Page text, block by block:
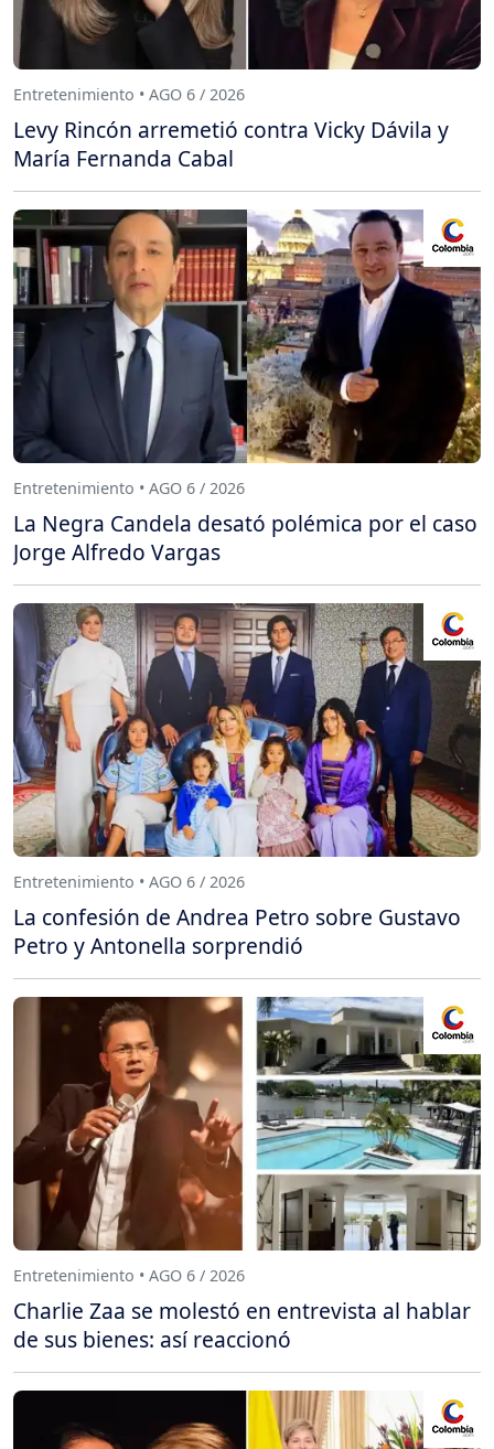
Entretenimiento • AGO 6 / 2026
Levy Rincón arremetió contra Vicky Dávila y
María Fernanda Cabal
Entretenimiento • AGO 6 / 2026
La Negra Candela desató polémica por el caso
Jorge Alfredo Vargas
Entretenimiento • AGO 6 / 2026
La confesión de Andrea Petro sobre Gustavo
Petro y Antonella sorprendió
Entretenimiento • AGO 6 / 2026
Charlie Zaa se molestó en entrevista al hablar
de sus bienes: así reaccionó